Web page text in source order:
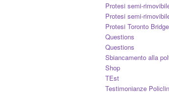
Protesi semi-
Protesi semi-
Protesi Toronto Bridge
Questions
Questions
Sbiancamento alla
Shop
TEst
Testimonianze